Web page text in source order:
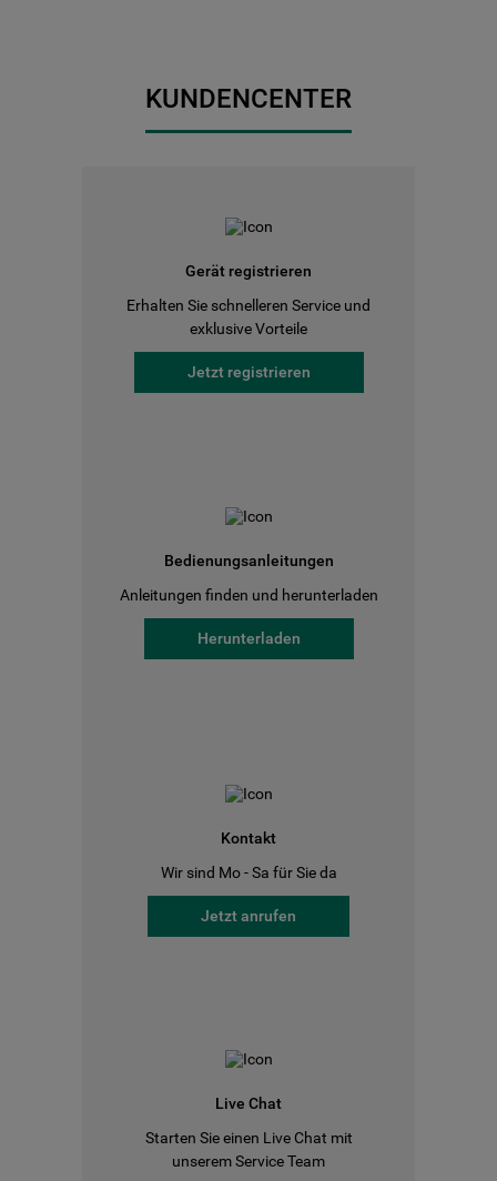
KUNDENCENTER
Gerät registrieren
Erhalten Sie schnelleren Service und
exklusive Vorteile
Jetzt registrieren
Bedienungsanleitungen
Anleitungen finden und herunterladen
Herunterladen
Kontakt
Wir sind Mo - Sa für Sie da
Jetzt anrufen
Live Chat
Starten Sie einen Live Chat mit
unserem Service Team